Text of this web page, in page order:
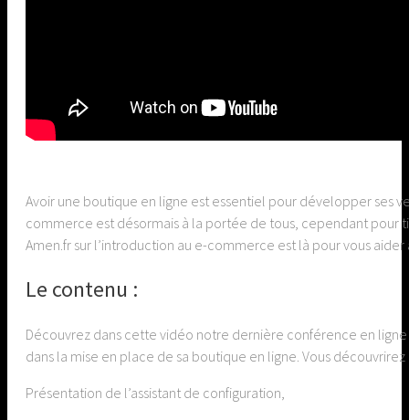
Avoir une boutique en ligne est essentiel pour développer ses
commerce est désormais à la portée de tous, cependant pour
Amen.fr sur l’introduction au e-commerce est là pour vous
Le contenu :
Découvrez dans cette vidéo notre dernière conférence en
dans la mise en place de sa boutique en ligne. Vous
Présentation de l’assistant de configuration,